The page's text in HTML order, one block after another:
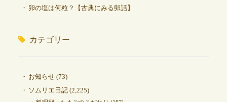
卵の塩は何粒？【古典にみる卵話】
カテゴリー
お知らせ(73)
ソムリエ日記(2,225)